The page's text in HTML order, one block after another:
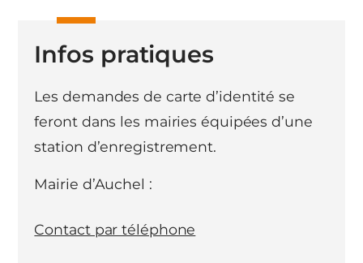
Infos pratiques
Les demandes de carte d’identité se
feront dans les mairies équipées d’une
station d’enregistrement.
Mairie d’Auchel :
Contact par téléphone